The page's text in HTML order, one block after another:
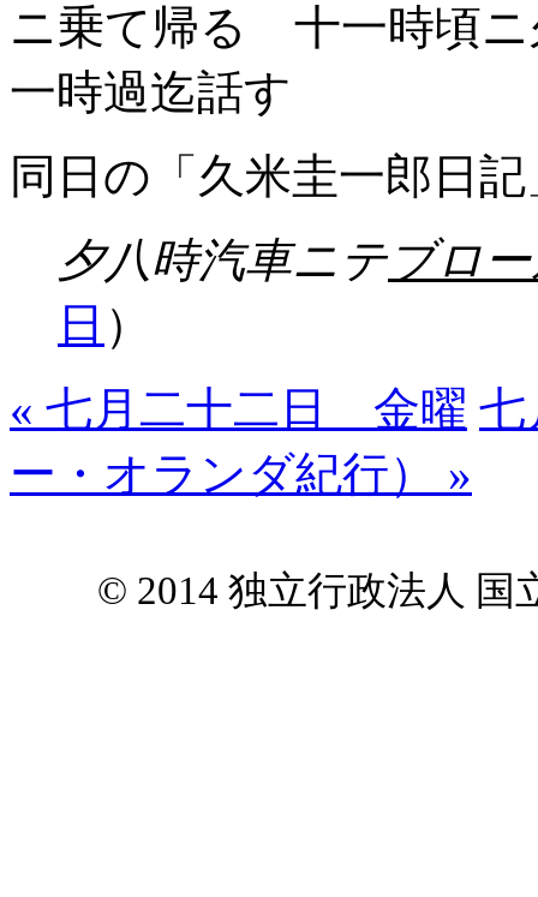
ニ乗て帰る 十一時頃
一時過迄話す
同日の「久米圭一郎日
夕八時汽車ニテブロ
日 ）
« 七月二十二日 金曜
ー・オランダ紀行） »
© 2014 独立行政法人 国